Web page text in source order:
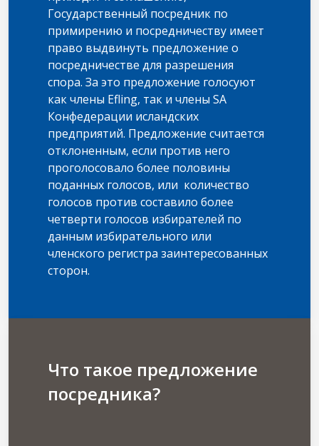
Государственный посредник по
примирению и посредничеству имеет
право выдвинуть предложение о
посредничестве для разрешения
спора. За это предложение голосуют
как члены Efling, так и члены SA
Конфедерации исландских
предприятий. Предложение считается
отклоненным, если против него
проголосовало более половины
поданных голосов, или количество
голосов против составило более
четверти голосов избирателей по
данным избирательного или
членского регистра заинтересованных
сторон.
Что такое предложение
посредника?